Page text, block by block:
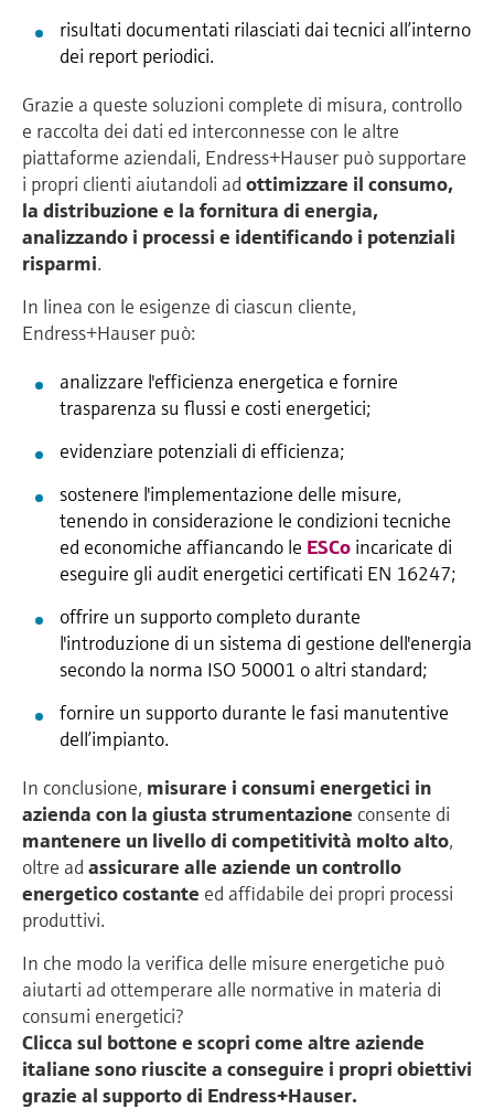
risultati documentati rilasciati dai tecnici all’interno
dei report periodici.
Grazie a queste soluzioni complete di misura, controllo
e raccolta dei dati ed interconnesse con le altre
piattaforme aziendali, Endress+Hauser può supportare
i propri clienti aiutandoli ad ottimizzare il consumo,
la distribuzione e la fornitura di energia,
analizzando i processi e identificando i potenziali
risparmi.
In linea con le esigenze di ciascun cliente,
Endress+Hauser può:
analizzare l'efficienza energetica e fornire
trasparenza su flussi e costi energetici;
evidenziare potenziali di efficienza;
sostenere l'implementazione delle misure,
tenendo in considerazione le condizioni tecniche
ed economiche affiancando le ESCo incaricate di
eseguire gli audit energetici certificati EN 16247;
offrire un supporto completo durante
l'introduzione di un sistema di gestione dell'energia
secondo la norma ISO 50001 o altri standard;
fornire un supporto durante le fasi manutentive
dell’impianto.
In conclusione, misurare i consumi energetici in
azienda con la giusta strumentazione consente di
mantenere un livello di competitività molto alto,
oltre ad assicurare alle aziende un controllo
energetico costante ed affidabile dei propri processi
produttivi.
In che modo la verifica delle misure energetiche può
aiutarti ad ottemperare alle normative in materia di
consumi energetici?
Clicca sul bottone e scopri come altre aziende
italiane sono riuscite a conseguire i propri obiettivi
grazie al supporto di Endress+Hauser.